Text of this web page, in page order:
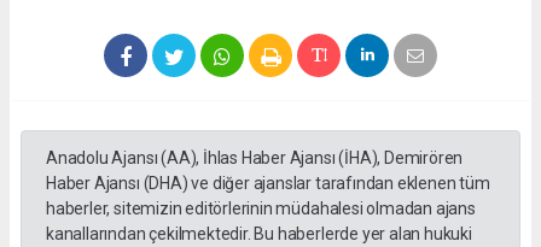
Anadolu Ajansı (AA), İhlas Haber Ajansı (İHA), Demirören
Haber Ajansı (DHA) ve diğer ajanslar tarafından eklenen tüm
haberler, sitemizin editörlerinin müdahalesi olmadan ajans
kanallarından çekilmektedir. Bu haberlerde yer alan hukuki